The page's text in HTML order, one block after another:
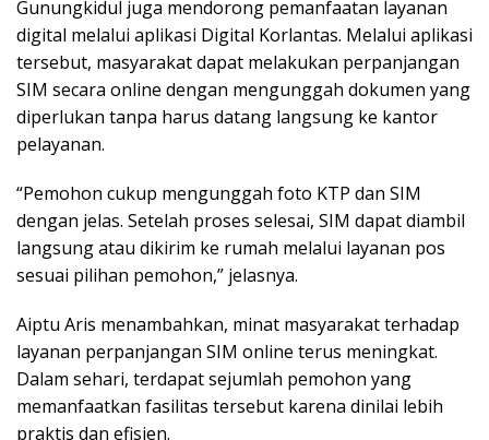
Gunungkidul juga mendorong pemanfaatan layanan
digital melalui aplikasi Digital Korlantas. Melalui aplikasi
tersebut, masyarakat dapat melakukan perpanjangan
SIM secara online dengan mengunggah dokumen yang
diperlukan tanpa harus datang langsung ke kantor
pelayanan.
“Pemohon cukup mengunggah foto KTP dan SIM
dengan jelas. Setelah proses selesai, SIM dapat diambil
langsung atau dikirim ke rumah melalui layanan pos
sesuai pilihan pemohon,” jelasnya.
Aiptu Aris menambahkan, minat masyarakat terhadap
layanan perpanjangan SIM online terus meningkat.
Dalam sehari, terdapat sejumlah pemohon yang
memanfaatkan fasilitas tersebut karena dinilai lebih
praktis dan efisien.